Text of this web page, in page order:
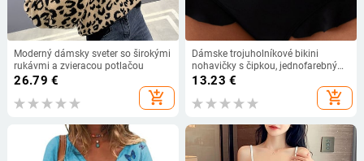
Moderný dámsky sveter so širokými
rukávmi a zvieracou potlačou
26.79 €
add_shopping_cart
Dámske trojuholníkové bikini
nohavičky s čipkou, jednofarebný
vzor, polyester 82/18 s podšívkou
13.23 €
add_shopping_cart